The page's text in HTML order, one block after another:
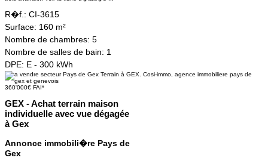
R�f.: CI-3615
Surface: 160 m²
Nombre de chambres: 5
Nombre de salles de bain: 1
DPE: E - 300 kWh
360'000€ FAI*
GEX - Achat terrain maison
individuelle avec vue dégagée
à Gex
Annonce immobili�re Pays de
Gex